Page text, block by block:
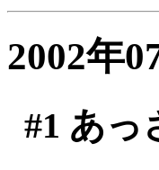
2002年
#1 あっ